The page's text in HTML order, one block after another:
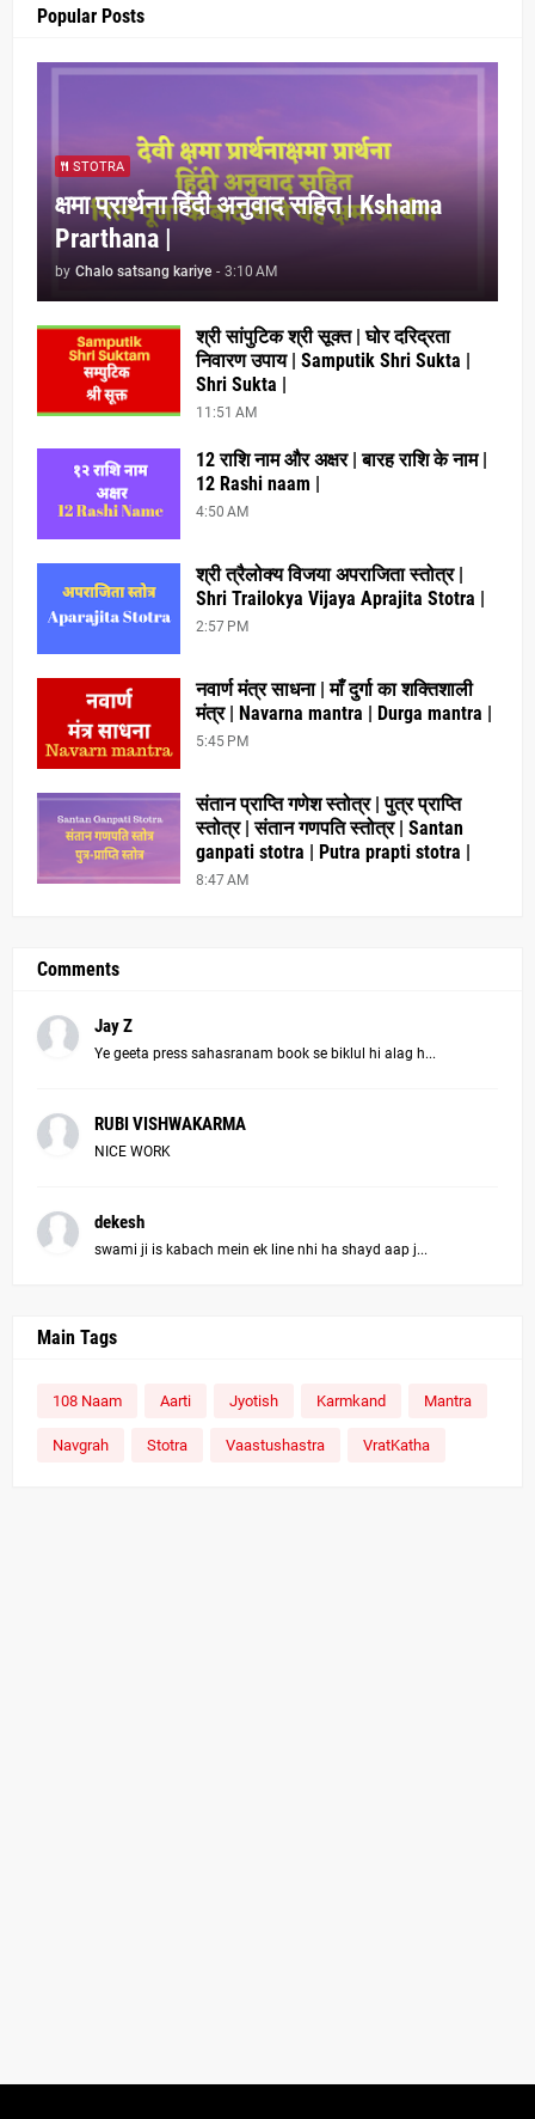
Popular Posts
STOTRA
क्षमा प्रार्थना हिंदी अनुवाद सहित | Kshama
Prarthana |
by Chalo satsang kariye - 3:10 AM
श्री सांपुटिक श्री सूक्त | घोर दरिद्रता
निवारण उपाय | Samputik Shri Sukta |
Shri Sukta |
11:51 AM
12 राशि नाम और अक्षर | बारह राशि के नाम |
12 Rashi naam |
4:50 AM
श्री त्रैलोक्य विजया अपराजिता स्तोत्र |
Shri Trailokya Vijaya Aprajita Stotra |
2:57 PM
नवार्ण मंत्र साधना | माँ दुर्गा का शक्तिशाली
मंत्र | Navarna mantra | Durga mantra |
5:45 PM
संतान प्राप्ति गणेश स्तोत्र | पुत्र प्राप्ति
स्तोत्र | संतान गणपति स्तोत्र | Santan
ganpati stotra | Putra prapti stotra |
8:47 AM
Comments
Jay Z
Ye geeta press sahasranam book se biklul hi alag h...
RUBI VISHWAKARMA
NICE WORK
dekesh
swami ji is kabach mein ek line nhi ha shayd aap j...
Main Tags
108 Naam Aarti Jyotish Karmkand Mantra
Navgrah Stotra Vaastushastra VratKatha